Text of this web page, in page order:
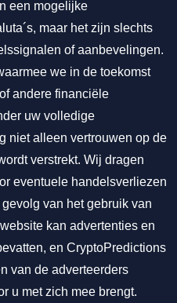
een mogelijke
maar het zijn slechts
of aanbevelingen.
we in de toekomst
andere financiële
uw volledige
niet alleen vertrouwen op de
verstrekt. Wij dragen
eventuele handelsverliezen
van het gebruik van
kan advertenties en
en CryptoPredictions
van de adverteerders
u met zich mee brengt.